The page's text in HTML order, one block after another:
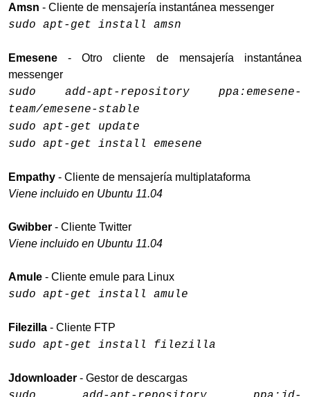
Amsn - Cliente de mensajería instantánea messenger
sudo apt-get install amsn
Emesene - Otro cliente de mensajería instantánea
messenger
sudo add-apt-repository ppa:emesene-
team/emesene-stable
sudo apt-get update
sudo apt-get install emesene
Empathy - Cliente de mensajería multiplataforma
Viene incluido en Ubuntu 11.04
Gwibber - Cliente Twitter
Viene incluido en Ubuntu 11.04
Amule - Cliente emule para Linux
sudo apt-get install amule
Filezilla - Cliente FTP
sudo apt-get install filezilla
Jdownloader - Gestor de descargas